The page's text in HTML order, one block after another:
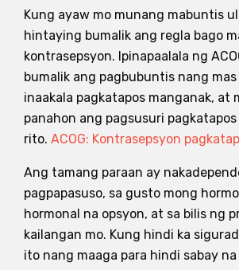
Kung ayaw mo munang mabuntis
hintaying bumalik ang regla bago
kontrasepsyon. Ipinapaalala ng
bumalik ang pagbubuntis nang mas
inaakala pagkatapos manganak, at
panahon ang pagsusuri
rito. ACOG: Kontrasepsyon
Ang tamang paraan ay
pagpapasuso, sa gusto mong
hormonal na opsyon, at sa bilis ng
kailangan mo. Kung hindi ka
ito nang maaga para hindi sabay